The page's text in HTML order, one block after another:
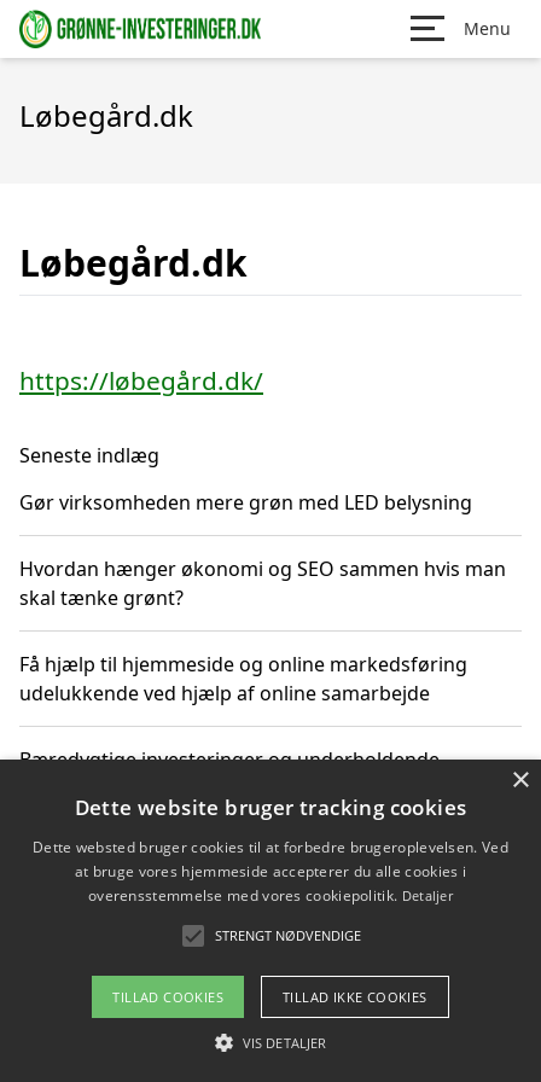
Menu
Løbegård.dk
Løbegård.dk
https://løbegård.dk/
Seneste indlæg
Gør virksomheden mere grøn med LED belysning
Hvordan hænger økonomi og SEO sammen hvis man
skal tænke grønt?
Få hjælp til hjemmeside og online markedsføring
udelukkende ved hjælp af online samarbejde
Bæredygtige investeringer og underholdende
Sådan kan online møder for virksomheder fremme
grønne investeringer
Copyright 2026 - Pilanto Aps
Om / kontakt
×
Dette website bruger tracking cookies
Dette websted bruger cookies til at forbedre brugeroplevelsen. Ved
at bruge vores hjemmeside accepterer du alle cookies i
overensstemmelse med vores cookiepolitik. Detaljer
STRENGT NØDVENDIGE
TILLAD COOKIES TILLAD IKKE COOKIES
VIS DETALJER